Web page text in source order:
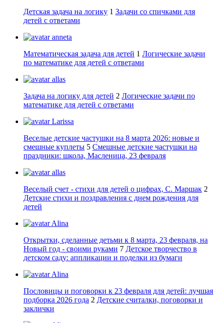
Детская задача на логику 1 Задачи со спичками для
детей с ответами
anneta
Математическая задача для детей 1 Логические задачи
по математике для детей с ответами
allas
Задача на логику для детей 2 Логические задачи по
математике для детей с ответами
Larissa
Веселые детские частушки на 8 марта 2026: новые и
смешные куплеты 5 Смешные детские частушки на
праздники: школа, Масленица, 23 февраля
allas
Веселый счет - стихи для детей о цифрах, С. Маршак 2
Детские стихи и поздравления с днем рождения для
детей
Alina
Открытки, сделанные детьми к 8 марта, 23 февраля, на
Новый год - своими руками 7 Детское творчество в
детском саду: аппликации и поделки из бумаги
Alina
Пословицы и поговорки к 23 февраля для детей: лучшая
подборка 2026 года 2 Детские считалки, поговорки и
заклички